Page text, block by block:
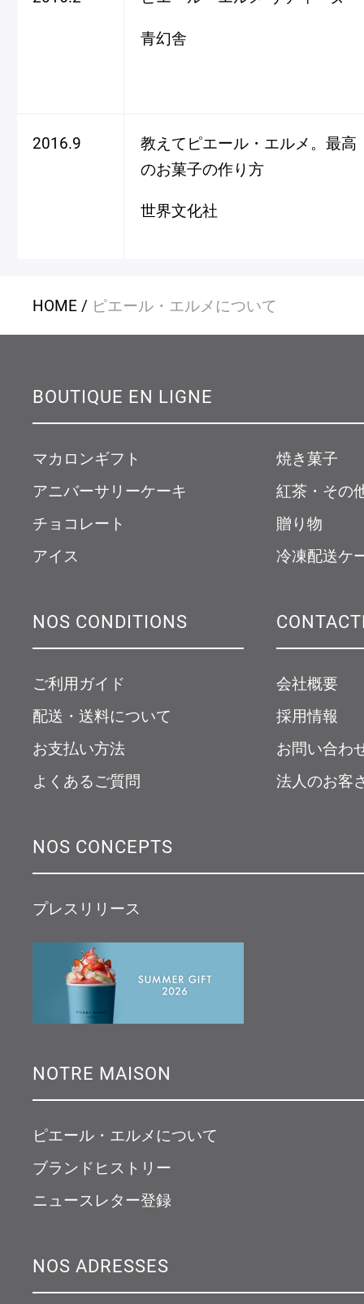
青幻舎
2016.9
教えてピエール・エルメ。最高
のお菓子の作り方
世界文化社
HOME ピエール・エルメについて
BOUTIQUE EN LIGNE
マカロンギフト
アニバーサリーケーキ
チョコレート
アイス
焼き菓子
紅茶・その
贈り物
冷凍配送ケ
NOS CONDITIONS
ご利用ガイド
配送・送料について
お支払い方法
よくあるご質問
会社概要
採用情報
お問い合わ
法人のお客
NOS CONCEPTS
プレスリリース
NOTRE MAISON
ピエール・エルメについて
ブランドヒストリー
ニュースレター登録
NOS ADRESSES